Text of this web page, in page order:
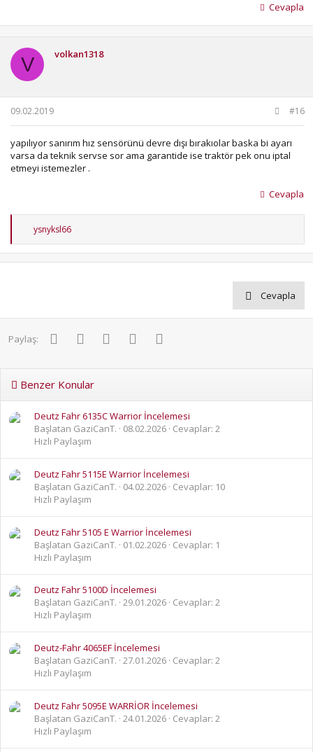
Cevapla
V volkan1318
09.02.2019 #16
yapılıyor sanırım hız sensörünü devre dışı bırakıolar baska bi ayarı
varsa da teknik servse sor ama garantide ise traktör pek onu iptal
etmeyi istemezler .
Cevapla
T
p
k
:
ysnyksl66
Cevapla
Paylaş: FacebookTwitter PinterestWhatsApp
Benzer Konular
Deutz Fahr 6135C Warrior İncelemesi
Başlatan GaziCanT.
08.02.2026 Cevaplar: 2
Hızlı Paylaşım
Deutz Fahr 5115E Warrior İncelemesi
Başlatan GaziCanT.
04.02.2026 Cevaplar: 10
Hızlı Paylaşım
Deutz Fahr 5105 E Warrior İncelemesi
Başlatan GaziCanT.
01.02.2026 Cevaplar: 1
Hızlı Paylaşım
Deutz Fahr 5100D İncelemesi
Başlatan GaziCanT. 29.01.2026 Cevaplar: 2
Hızlı Paylaşım
Deutz-Fahr 4065EF İncelemesi
Başlatan GaziCanT. 27.01.2026 Cevaplar: 2
Hızlı Paylaşım
Deutz Fahr 5095E WARRİOR İncelemesi
Başlatan GaziCanT.
24.01.2026 Cevaplar: 2
Hızlı Paylaşım